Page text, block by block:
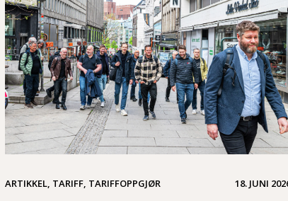
ARTIKKEL, TARIFF, TARIFFOPPGJØR 18. JUNI